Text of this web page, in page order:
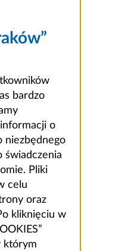
bardzo
o
niezbędnego
świadczenia
Pliki
celu
oraz
kliknięciu w
którym